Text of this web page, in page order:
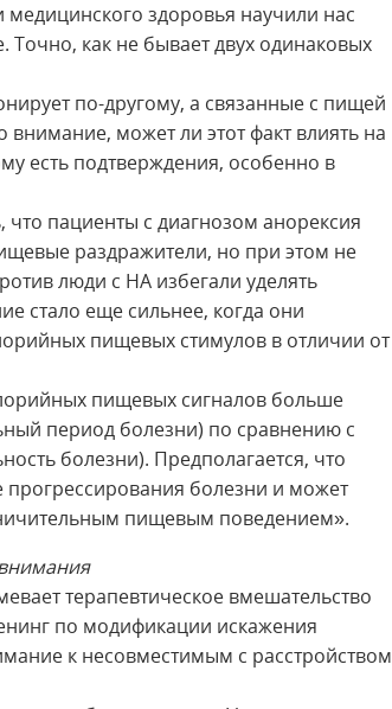
здоровья научили нас
Точно, как не бывает двух одинаковых
по-другому, а связанные с пищей
внимание, может ли этот факт влиять на
есть подтверждения, особенно в
пациенты с диагнозом анорексия
раздражители, но при этом не
люди с НА избегали уделять
стало еще сильнее, когда они
пищевых стимулов в отличии от
пищевых сигналов больше
период болезни) по сравнению с
болезни). Предполагается, что
прогрессирования болезни и может
пищевым поведением».
терапевтическое вмешательство
по модификации искажения
к несовместимым с расстройством